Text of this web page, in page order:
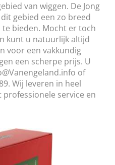
van wiggen. De Jong
gebied een zo breed
bieden. Mocht er toch
kunt u natuurlijk altijd
voor een vakkundig
een scherpe prijs. U
of
Wij leveren in heel
service en